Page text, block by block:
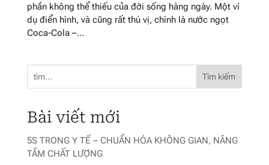
phần không thể thiếu của đời sống hàng ngày. Một ví
dụ điển hình, và cũng rất thú vị, chính là nước ngọt
Coca-Cola –...
Tìm kiếm
Bài viết mới
5S TRONG Y TẾ – CHUẨN HÓA KHÔNG GIAN, NÂNG
TẦM CHẤT LƯỢNG